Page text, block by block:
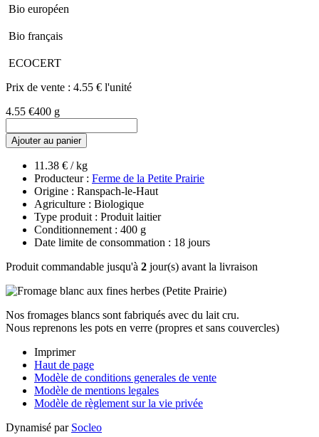
Bio européen
Bio français
ECOCERT
Prix de vente : 4.55 € l'unité
4.55 €400 g
Ajouter au panier
11.38 € / kg
Producteur : Ferme de la Petite Prairie
Origine : Ranspach-le-Haut
Agriculture : Biologique
Type produit : Produit laitier
Conditionnement : 400 g
Date limite de consommation : 18 jours
Produit commandable jusqu'à 2 jour(s) avant la livraison
Nos fromages blancs sont fabriqués avec du lait cru.
Nous reprenons les pots en verre (propres et sans couvercles)
Imprimer
Haut de page
Modèle de conditions generales de vente
Modèle de mentions legales
Modèle de règlement sur la vie privée
Dynamisé par Socleo